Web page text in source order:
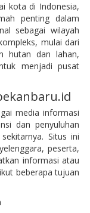
kota di Indonesia,
penting dalam
sebagai wilayah
mulai dari
hutan dan lahan,
menjadi pusat
media informasi
dan penyuluhan
Situs ini
peserta,
informasi atau
beberapa tujuan